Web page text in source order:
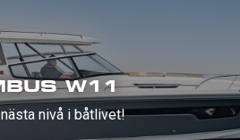
W11
nivå i båtlivet!